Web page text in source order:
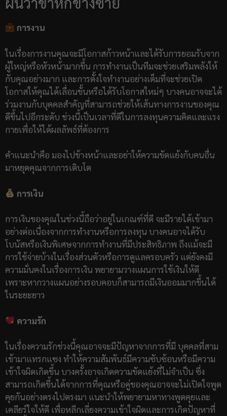
การงาน
ในเรื่องการงานคุณจะมีโอกาสก้าวหน้าและได้รับการยอมรับจาก
ผู้ใหญ่หรือหัวหน้ามากขึ้น การทำงานเป็นทีมจะช่วยเสริมพลังให้
กับคุณอย่างมาก และการตั้งใจทำงานอย่างเต็มที่จะช่วยเปิด
โอกาสให้คุณได้เลื่อนขั้นหรือได้รับโอกาสใหม่ๆ บางคนอาจจะได้
ร่วมงานกับบุคคลสำคัญที่สามารถช่วยให้เส้นทางการงานของคุณ
ดีขึ้นไปอีกระดับ ช่วงนี้เป็นเวลาที่ดีในการลงทุนความคิดและแรง
กายเพื่อให้ได้ผลลัพธ์ที่ต้องการ
คำแนะนำคือ มองไปข้างหน้าและอย่าให้ความขัดแย้งกับคนอื่น
มาหยุดคุณจากการเติบโต
การเงิน
การเงินของคุณในช่วงนี้ถือว่าอยู่ในเกณฑ์ที่ดี จะมีรายได้เข้ามา
อย่างต่อเนื่องจากการทำงานหรือการลงทุน บางคนอาจได้รับ
โบนัสหรือเงินพิเศษจากการทำงานที่มีประสิทธิภาพ ถึงแม้จะมี
การใช้จ่ายบ้างในเรื่องส่วนตัวหรือการดูแลครอบครัว แต่ยังคงมี
ความมั่นคงในเรื่องการเงิน พยายามวางแผนการใช้เงินให้ดี
เพราะหากวางแผนอย่างรอบคอบก็สามารถมีเงินออมมากขึ้นได้
ในระยะยาว
ความรัก
ในเรื่องความรักช่วงนี้คุณอาจจะมีปัญหาจากการที่มี บุคคลที่สาม
เข้ามาแทรกแซง ทำให้ความสัมพันธ์มีความซับซ้อนหรือมีความ
เข้าใจผิดเกิดขึ้น บางครั้งอาจเกิดความขัดแย้งที่ไม่จำเป็น ซึ่ง
สามารถเกิดขึ้นได้จากการที่คุณหรือคู่ของคุณอาจจะไม่เปิดใจพูด
คุยกันอย่างตรงไปตรงมา แนะนำให้พยายามหาทางพูดคุยและ
เคลียร์ใจให้ดี เพื่อหลีกเลี่ยงความเข้าใจผิดและการเกิดปัญหาที่